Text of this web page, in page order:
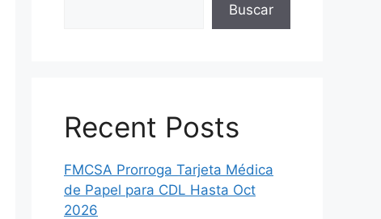
Buscar
Recent Posts
FMCSA Prorroga Tarjeta Médica
de Papel para CDL Hasta Oct
2026